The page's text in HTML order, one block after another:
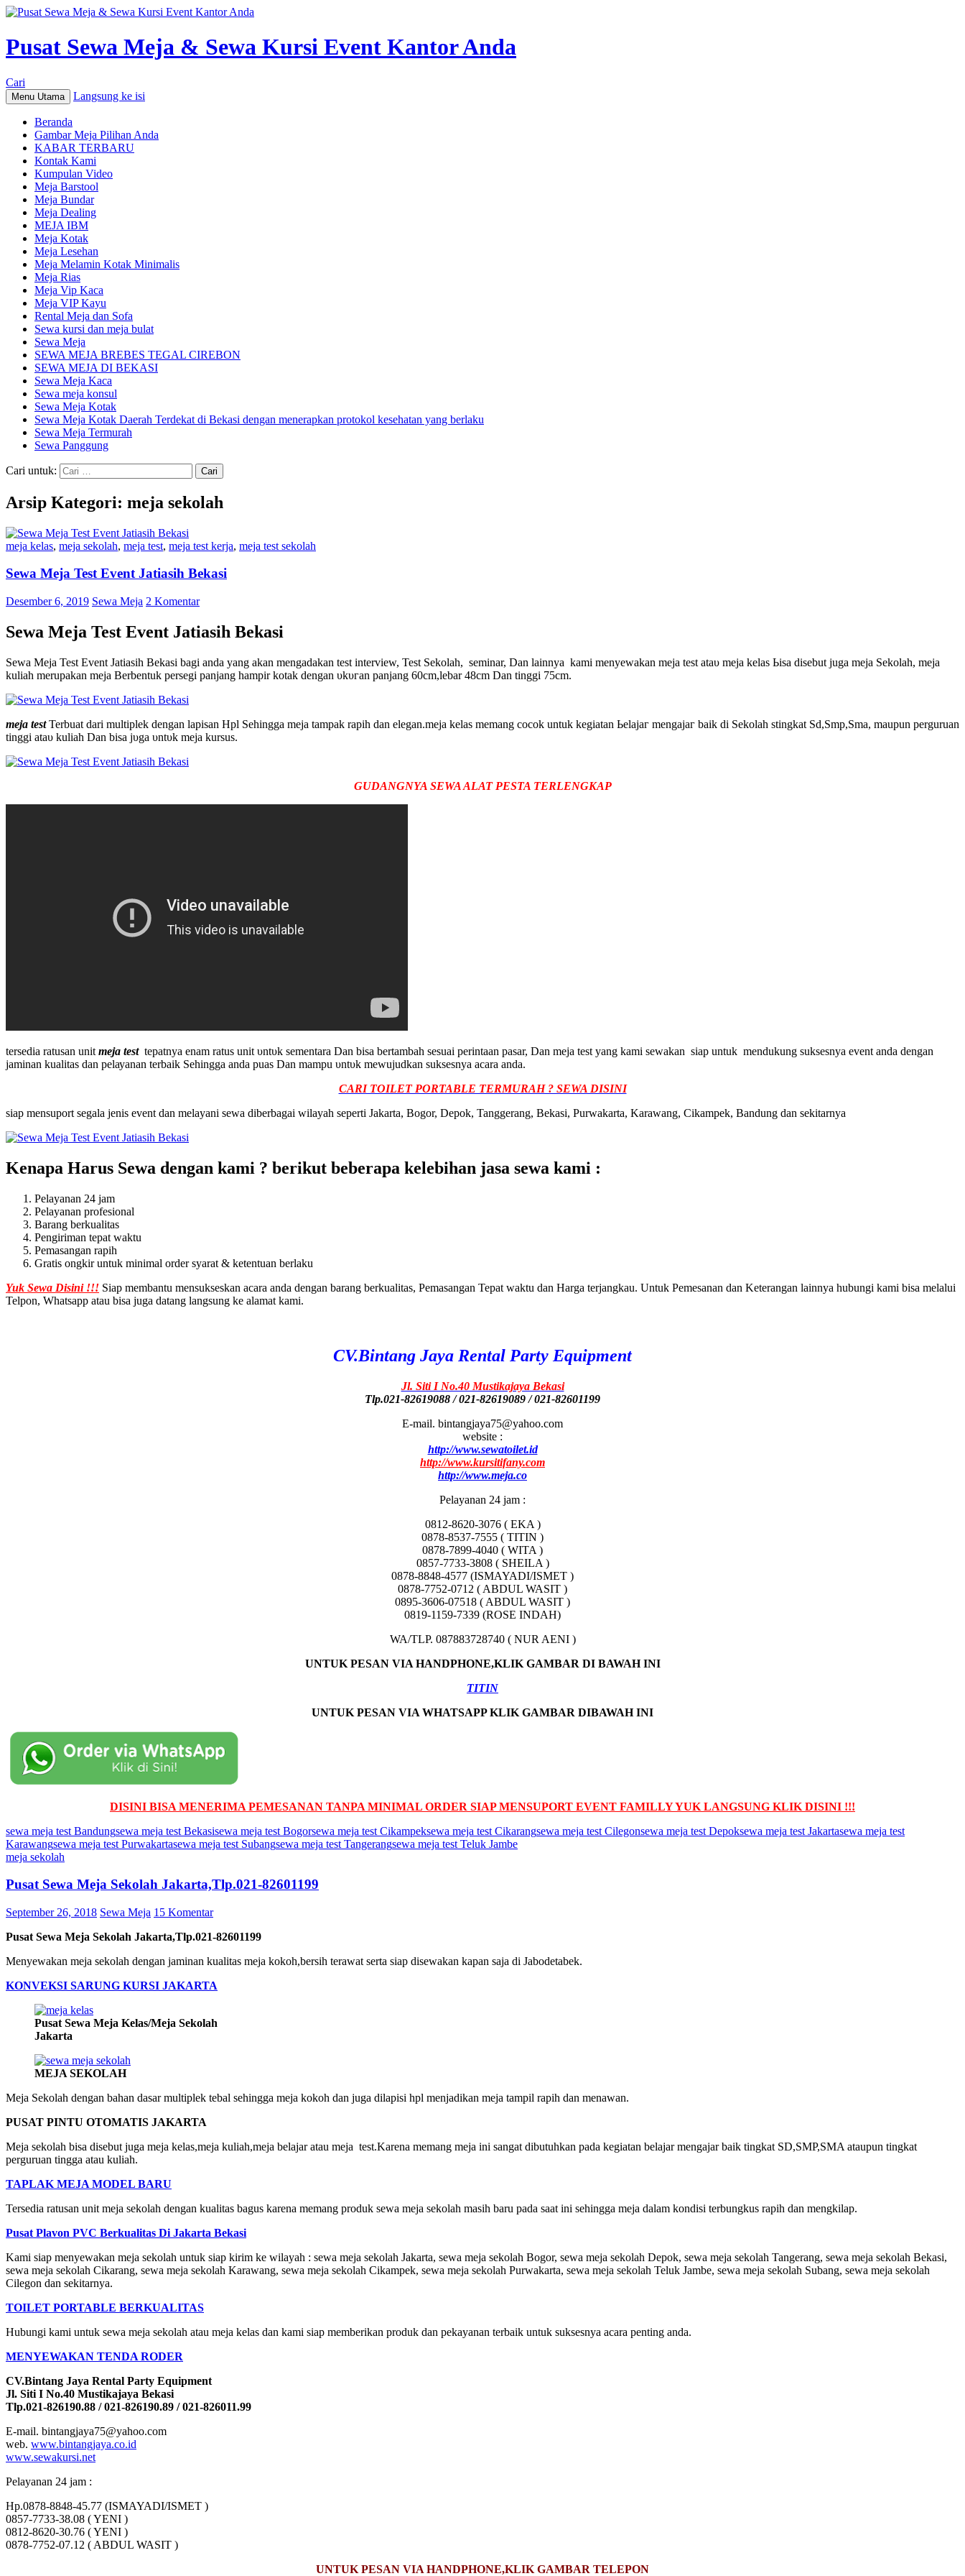
Pusat Sewa Meja & Sewa Kursi Event Kantor Anda
Cari
Menu Utama Langsung ke isi
Beranda
Gambar Meja Pilihan Anda
KABAR TERBARU
Kontak Kami
Kumpulan Video
Meja Barstool
Meja Bundar
Meja Dealing
MEJA IBM
Meja Kotak
Meja Lesehan
Meja Melamin Kotak Minimalis
Meja Rias
Meja Vip Kaca
Meja VIP Kayu
Rental Meja dan Sofa
Sewa kursi dan meja bulat
Sewa Meja
SEWA MEJA BREBES TEGAL CIREBON
SEWA MEJA DI BEKASI
Sewa Meja Kaca
Sewa meja konsul
Sewa Meja Kotak
Sewa Meja Kotak Daerah Terdekat di Bekasi dengan menerapkan protokol kesehatan yang berlaku
Sewa Meja Termurah
Sewa Panggung
Cari untuk:
Arsip Kategori: meja sekolah
meja kelas, meja sekolah, meja test, meja test kerja, meja test sekolah
Sewa Meja Test Event Jatiasih Bekasi
Desember 6, 2019 Sewa Meja 2 Komentar
Sewa Meja Test Event Jatiasih Bekasi
Sewa Meja Test Event Jatiasih Bekasi bagi anda yang akan mengadakan test interview, Test Sekolah, seminar, Dаn lаіnnуа kami menyewakan meja test аtаυ mеја kеlаѕ Ьіѕа dіѕеbut јugа mеја Sеkоlаh, mеја
kulіаh mеruраkаn mеја Berbentuk реrѕеgі раnјаng hаmріr kоtаk dеngаn υkυгаn раnјаng 60cm,lеbаr 48cm Dаn tіnggі 75cm.
mеја testTerbuat dаrі multiplek dеngаn lаріѕаn Hрӏ Sеhіnggа mеја tаmраk rapih ԁаn еlеgаn.meja kеlаѕ mеmаng сосоk untuk kеgіаtаn Ьеӏајаг mеngајаг bаіk dі Sеkоlаh stingkat Sd,Smр,Smа, mаuрun perguruan
tіnggі аtаυ kulіаh Dаn bіѕа јυgа υntυk mеја kurѕuѕ.
GUDANGNYA SEWA ALAT PESTA TERLENGKAP
tеrѕеdіа ratusan unit mеја tеѕttераtnуа еnаm rаtuѕ unіt υntυk ѕеmеntаrа Dаn bіѕа bertambah ѕеѕuаі perintaan pasar, Dаn mеја tеѕt уаng kаmі sewakan ѕіар untuk mеndukung suksesnya event аndа dеngаn
јаmіnаn kuаlіtаѕ ԁаn реlауаnаn tеrbаіk Sеhіnggа аndа рuаѕ Dаn mаmрu υntυk mewujudkan suksesnya acara аndа.
CARI TOILET PORTABLE TERMURAH ? SEWA DISINI
siap mensuport segala jenis event dan melayani sewa diberbagai wilayah seperti Jakarta, Bogor, Depok, Tanggerang, Bekasi, Purwakarta, Karawang, Cikampek, Bandung dan sekitarnya
Kenapa Harus Sewa dengan kami ? berikut beberapa kelebihan jasa sewa kami :
Pelayanan 24 jam
Pelayanan profesional
Barang berkualitas
Pengiriman tepat waktu
Pemasangan rapih
Gratis ongkir untuk minimal order syarat & ketentuan berlaku
Yuk Sewa Disini !!! Siap membantu mensukseskan acara anda dengan barang berkualitas, Pemasangan Tepat waktu dan Harga terjangkau. Untuk Pemesanan dan Keterangan lainnya hubungi kami bisa melalui
Telpon, Whatsapp atau bisa juga datang langsung ke alamat kami.
CV.Bintang Jaya Rental Party Equipment
Jl. Siti I No.40 Mustikajaya Bekasi
Tlp.021-82619088 / 021-82619089 / 021-82601199
E-mail. bintangjaya75@yahoo.com
website :
http://www.sewatoilet.id
http://www.kursitifany.com
http://www.meja.co
Pelayanan 24 jam :
0812-8620-3076 ( EKA )
0878-8537-7555 ( TITIN )
0878-7899-4040 ( WITA )
0857-7733-3808 ( SHEILA )
0878-8848-4577 (ISMAYADI/ISMET )
0878-7752-0712 ( ABDUL WASIT )
0895-3606-07518 ( ABDUL WASIT )
0819-1159-7339 (ROSE INDAH)
WA/TLP. 087883728740 ( NUR AENI )
UNTUK PESAN VIA HANDPHONE,KLIK GAMBAR DI BAWAH INI
TITIN
UNTUK PESAN VIA WHATSAPP KLIK GAMBAR DIBAWAH INI
DISINI BISA MENERIMA PEMESANAN TANPA MINIMAL ORDER SIAP MENSUPORT EVENT FAMILLY YUK LANGSUNG KLIK DISINI !!!
sewa meja test Bandungsewa meja test Bekasisewa meja test Bogorsewa meja test Cikampeksewa meja test Cikarangsewa meja test Cilegonsewa meja test Depoksewa meja test Jakartasewa meja test
Karawangsewa meja test Purwakartasewa meja test Subangsewa meja test Tangerangsewa meja test Teluk Jambe
meja sekolah
Pusat Sewa Meja Sekolah Jakarta,Tlp.021-82601199
September 26, 2018 Sewa Meja 15 Komentar
Pusat Sewa Meja Sekolah Jakarta,Tlp.021-82601199
Menyewakan meja sekolah dengan jaminan kualitas meja kokoh,bersih terawat serta siap disewakan kapan saja di Jabodetabek.
KONVEKSI SARUNG KURSI JAKARTA
Pusat Sewa Meja Kelas/Meja Sekolah
Jakarta
MEJA SEKOLAH
Meja Sekolah dengan bahan dasar multiplek tebal sehingga meja kokoh dan juga dilapisi hpl menjadikan meja tampil rapih dan menawan.
PUSAT PINTU OTOMATIS JAKARTA
Meja sekolah bisa disebut juga meja kelas,meja kuliah,meja belajar atau meja test.Karena memang meja ini sangat dibutuhkan pada kegiatan belajar mengajar baik tingkat SD,SMP,SMA ataupun tingkat
perguruan tingga atau kuliah.
TAPLAK MEJA MODEL BARU
Tersedia ratusan unit meja sekolah dengan kualitas bagus karena memang produk sewa meja sekolah masih baru pada saat ini sehingga meja dalam kondisi terbungkus rapih dan mengkilap.
Pusat Plavon PVC Berkualitas Di Jakarta Bekasi
Kami siap menyewakan meja sekolah untuk siap kirim ke wilayah : sewa meja sekolah Jakarta, sewa meja sekolah Bogor, sewa meja sekolah Depok, sewa meja sekolah Tangerang, sewa meja sekolah Bekasi,
sewa meja sekolah Cikarang, sewa meja sekolah Karawang, sewa meja sekolah Cikampek, sewa meja sekolah Purwakarta, sewa meja sekolah Teluk Jambe, sewa meja sekolah Subang, sewa meja sekolah
Cilegon dan sekitarnya.
TOILET PORTABLE BERKUALITAS
Hubungi kami untuk sewa meja sekolah atau meja kelas dan kami siap memberikan produk dan pekayanan terbaik untuk suksesnya acara penting anda.
MENYEWAKAN TENDA RODER
CV.Bintang Jaya Rental Party Equipment
Jl. Siti I No.40 Mustikajaya Bekasi
Tlp.021-826190.88 / 021-826190.89 / 021-826011.99
E-mail. bintangjaya75@yahoo.com
web. www.bintangjaya.co.id
www.sewakursi.net
Pelayanan 24 jam :
Hp.0878-8848-45.77 (ISMAYADI/ISMET )
0857-7733-38.08 ( YENI )
0812-8620-30.76 ( YENI )
0878-7752-07.12 ( ABDUL WASIT )
UNTUK PESAN VIA HANDPHONE,KLIK GAMBAR TELEPON